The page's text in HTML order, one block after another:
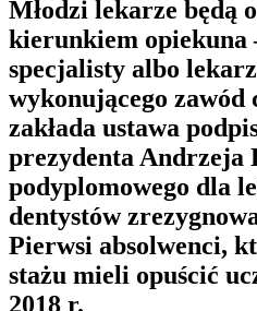
Młodzi lekarze będą
kierunkiem opiekuna
specjalisty albo
wykonującego zawód
zakłada ustawa
prezydenta Andrzeja
podyplomowego dla
dentystów
Pierwsi absolwenci,
stażu mieli opuścić